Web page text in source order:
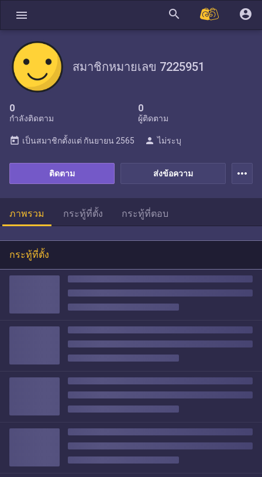
menu search account_circle
สมาชิกหมายเลข 7225951
0
กำลังติดตาม
0
ผู้ติดตาม
ส่งข้อความ
ติดตาม
today เป็นสมาชิกตั้งแต่ กันยายน 2565 person ไม่ระบุ
more_horiz
ภาพรวม กระทู้ที่ตั้ง กระทู้ที่ตอบ
กระทู้ที่ตั้ง